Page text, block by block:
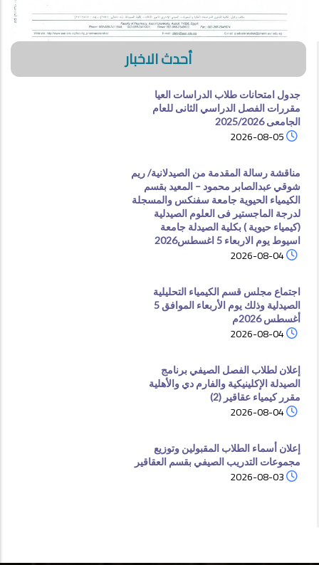
أحدث الاخبار
جدول امتحانات طلاب الدراسات العيا
مقررات الفصل الدراسي الثانى للعام
الجامعى 2025/2026
2026-08-05
مناقشة رسالة المقدمة من الصيدلانية/ ريم
شوقي عبدالصابر محمود – المعيد بقسم
الكيمياء الحيوية جامعة سفنكس والمسجلة
لدرجة الماجستير فى العلوم الصيدلية
(كيمياء حيوية ) بكلية الصيدلة جامعة
اسيوط يوم الاربعاء 5 اغسطس2026
2026-08-04
اجتماع مجلس قسم الكيمياء التحليلية
الصيدلية وذلك يوم الأربعاء الموافق 5
أغسطس 2026م
2026-08-04
إعلان لطلاب الفصل الصيفي برنامج
الصيدلة الإكلينيكية والفارم دي والأهلية
مقرر كيمياء عقاقير (2)
2026-08-04
إعلان أسماء الطلاب المقبولين وتوزيع
مجموعات التدريب الصيفي بقسم العقاقير
2026-08-03